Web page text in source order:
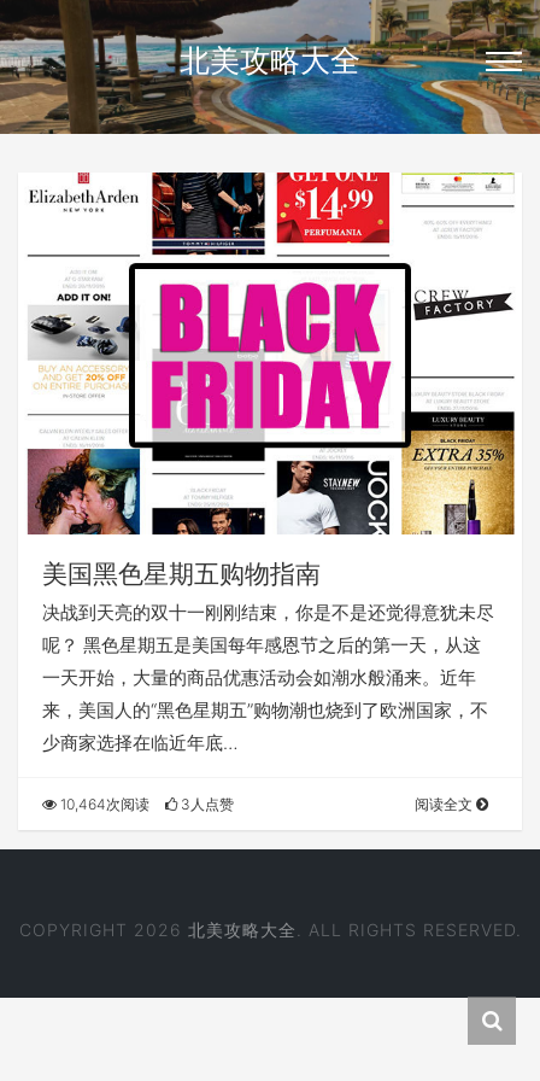
北美攻略大全
美国黑色星期五购物指南
决战到天亮的双十一刚刚结束，你是不是还觉得意犹未尽
呢？ 黑色星期五是美国每年感恩节之后的第一天，从这
一天开始，大量的商品优惠活动会如潮水般涌来。近年
来，美国人的“黑色星期五”购物潮也烧到了欧洲国家，不
少商家选择在临近年底…
10,464次阅读 3人点赞 阅读全文
COPYRIGHT 2026 北美攻略大全 . ALL RIGHTS RESERVED.